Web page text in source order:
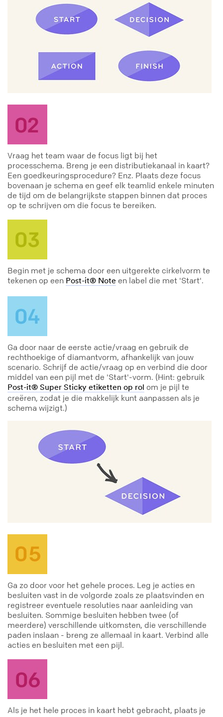
Vraag het team waar de focus ligt bij het
processchema. Breng je een distributiekanaal in kaart?
Een goedkeuringsprocedure? Enz. Plaats deze focus
bovenaan je schema en geef elk teamlid enkele minuten
de tijd om de belangrijkste stappen binnen dat proces
op te schrijven om die focus te bereiken.
Begin met je schema door een uitgerekte cirkelvorm te
tekenen op een Post-it® Note en label die met 'Start'.
Ga door naar de eerste actie/vraag en gebruik de
rechthoekige of diamantvorm, afhankelijk van jouw
scenario. Schrijf de actie/vraag op en verbind die door
middel van een pijl met de 'Start'-vorm. (Hint: gebruik
Post-it® Super Sticky etiketten op rol om je pijl te
creëren, zodat je die makkelijk kunt aanpassen als je
schema wijzigt.)
Ga zo door voor het gehele proces. Leg je acties en
besluiten vast in de volgorde zoals ze plaatsvinden en
registreer eventuele resoluties naar aanleiding van
besluiten. Sommige besluiten hebben twee (of
meerdere) verschillende uitkomsten, die verschillende
paden inslaan - breng ze allemaal in kaart. Verbind alle
acties en besluiten met een pijl.
Als je het hele proces in kaart hebt gebracht, plaats je